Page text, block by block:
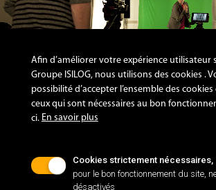
Catégorie d'événements:
Horizontal
Afin d’améliorer votre expérience utilisateur
Groupe ISILOG, nous utilisons des cookies .
possibilité d’accepter l’ensemble des
ceux qui sont nécessaires au bon
ci. En savoir plus
Cookies strictement nécessaires,
pour le bon fonctionnement du site,
désactivés